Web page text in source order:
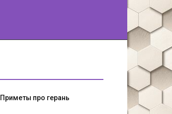
Приметы про герань